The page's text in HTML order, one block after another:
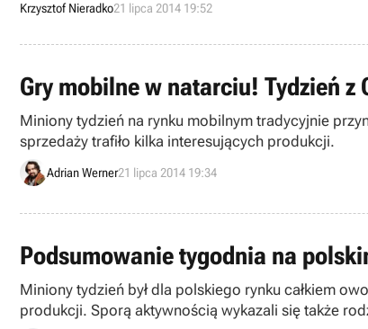
Krzysztof Nieradko21 lipca 2014 19:52
Gry mobilne w natarciu! Tydzień
Miniony tydzień na rynku mobilnym tradycyjnie
sprzedaży trafiło kilka interesujących produkcji.
Adrian Werner21 lipca 2014 19:34
Podsumowanie tygodnia na
Miniony tydzień był dla polskiego rynku całkiem
produkcji. Sporą aktywnością wykazali się także